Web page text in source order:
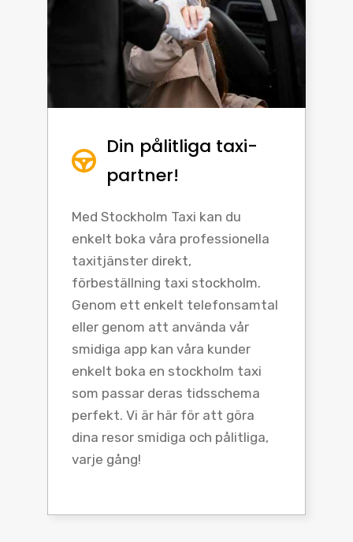
Din pålitliga taxi-
partner!
Med Stockholm Taxi kan du
enkelt boka våra professionella
taxitjänster direkt,
förbeställning taxi stockholm.
Genom ett enkelt telefonsamtal
eller genom att använda vår
smidiga app kan våra kunder
enkelt boka en stockholm taxi
som passar deras tidsschema
perfekt. Vi är här för att göra
dina resor smidiga och pålitliga,
varje gång!